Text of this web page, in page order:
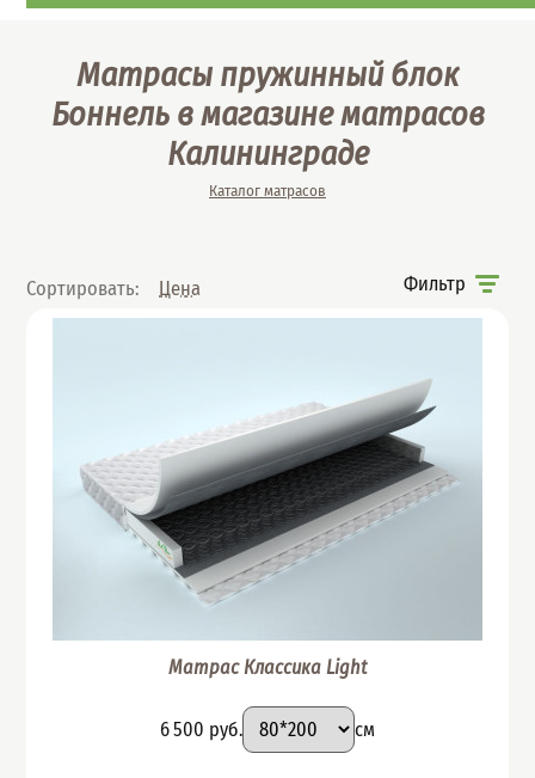
Матрасы пружинный блок
Боннель в магазине матрасов
Калининграде
Вы здесь
Каталог матрасов
Фильтр
Сортировать: Цена
Матрас Классика Light
Цена
6 500 руб.
Подобрать вариант
Размер:
см